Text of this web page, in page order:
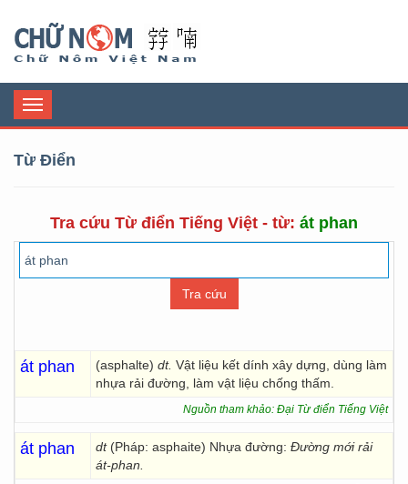
Toggle
navigation
Từ Điển
Tra cứu Từ điển Tiếng Việt - từ: át phan
át phan (asphalte) dt. Vật liệu kết dính xây dựng, dùng làm
nhựa rải đường, làm vật liệu chống thấm.
Nguồn tham khảo: Đại Từ điển Tiếng Việt
át phan dt (Pháp: asphaite) Nhựa đường: Đường mới rải
át-phan.